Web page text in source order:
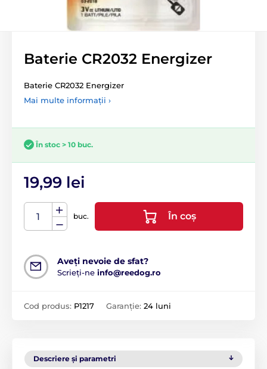
Baterie CR2032 Energizer
Baterie CR2032 Energizer
Mai multe informații ›
În stoc > 10 buc.
19,99 lei
buc. În coș
Aveți nevoie de sfat?
Scrieți-ne info@reedog.ro
Cod produs: P1217 Garanție: 24 luni
Descriere și parametri